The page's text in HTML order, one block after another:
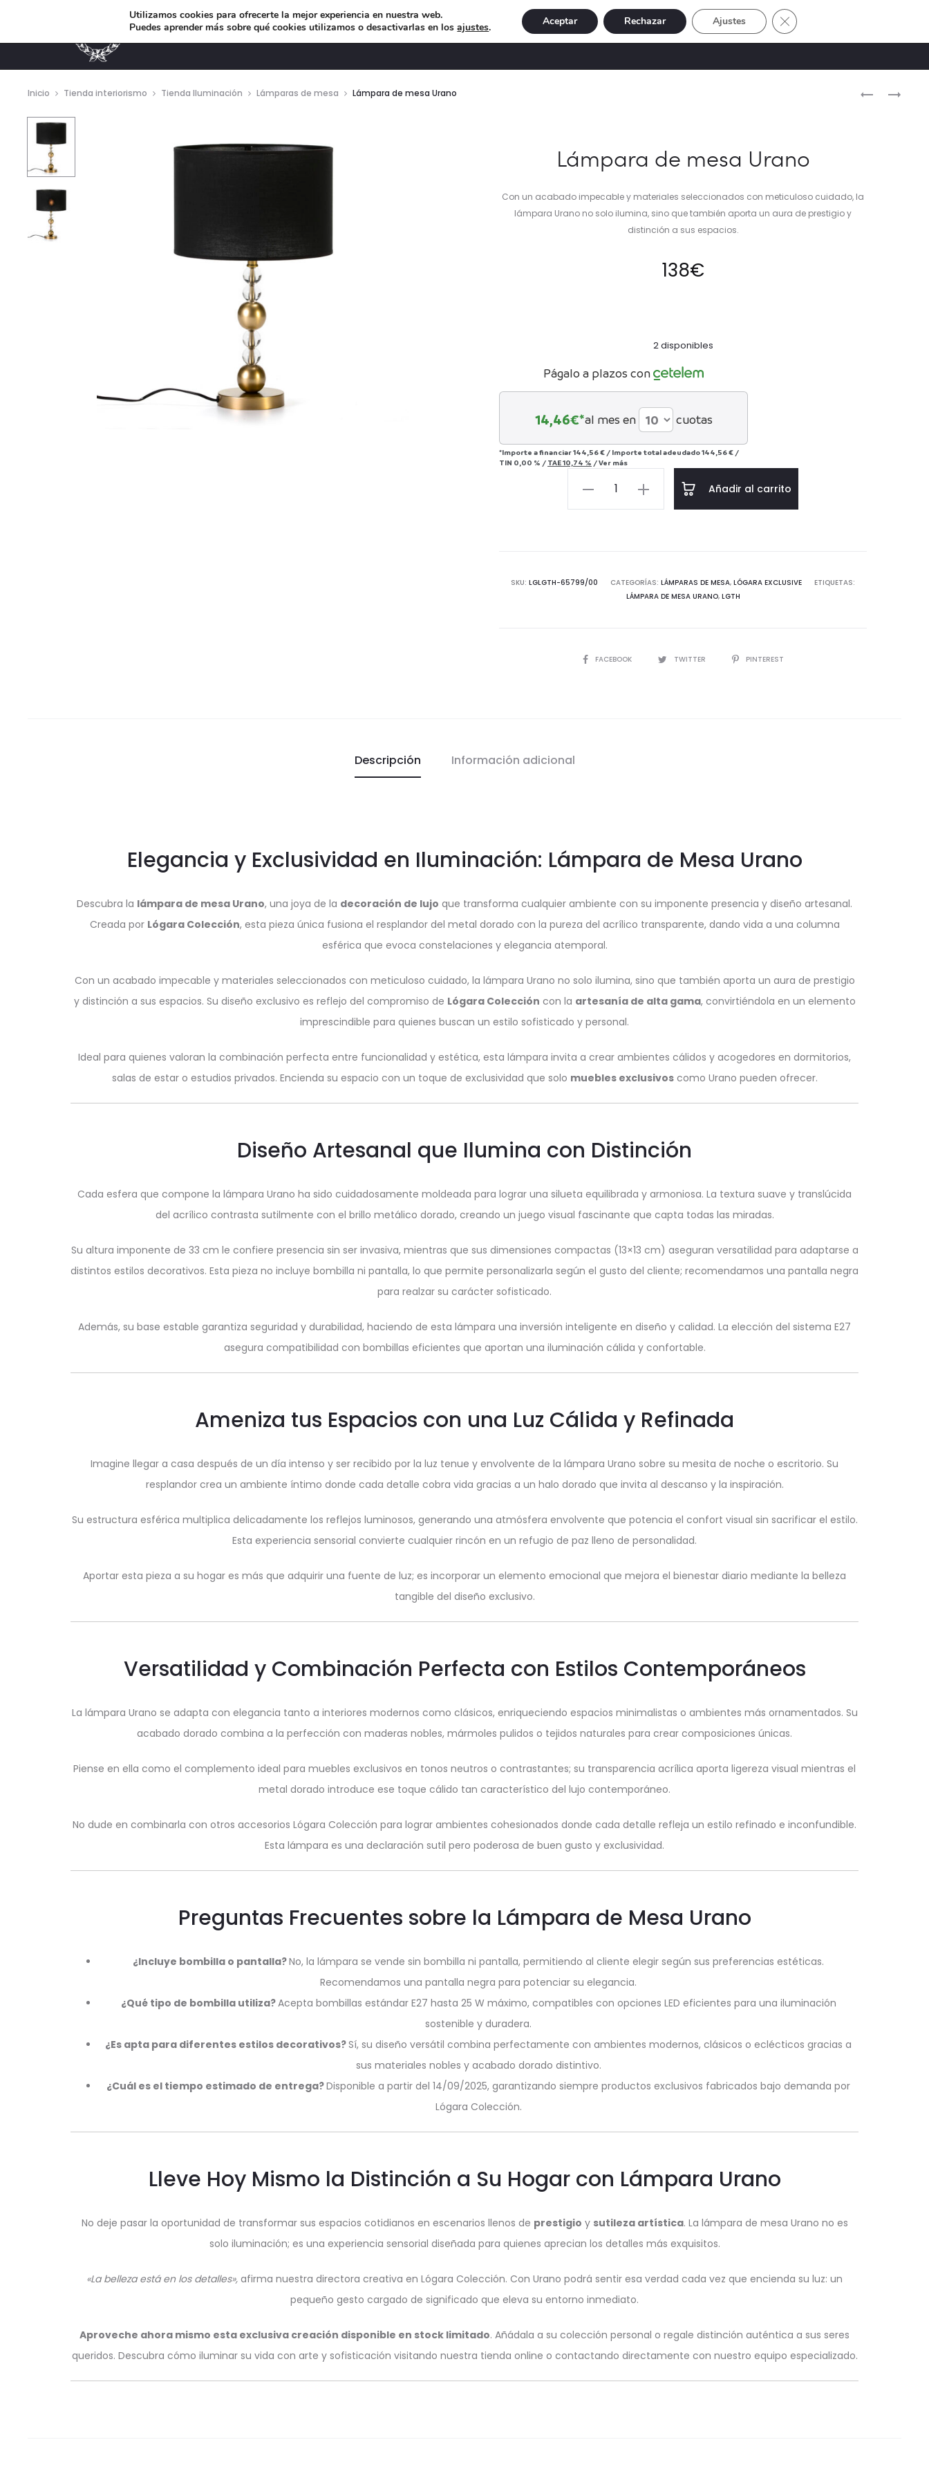
MUEBLES DE DISEÑO ILUMINACIÓN NAVIDAD EXCLUSIVE OFERTAS Buscar
MESITA
LÁMPARA
Inicio Tienda interiorismo Tienda Iluminación Lámparas de mesa Lámpara de mesa Urano
Lámpara de mesa Urano
Con un acabado impecable y materiales seleccionados con meticuloso cuidado, la
lámpara Urano no solo ilumina, sino que también aporta un aura de prestigio y
distinción a sus espacios.
138€
2 disponibles
Págalo a plazos con
14,46€*al mes en cuotas
*Importe a financiar144,56 € / Importe total adeudado144,56 € /
TIN 0,00 % / TAE10,74 % /Ver más
Lámpara
Añadir al carrito
SKU: LGLGTH-65799/00 CATEGORÍAS: LÁMPARAS DE MESA, LÓGARA EXCLUSIVE
ETIQUETAS:
LÁMPARA DE MESA URANO, LGTH
COMPARTIR
FACEBOOK TWITTER PINTEREST
Descripción Información adicional
Elegancia y Exclusividad en Iluminación: Lámpara de Mesa Urano
Descubra la lámpara de mesa Urano, una joya de la decoración de lujo que transforma cualquier ambiente con su imponente presencia y diseño artesanal.
Creada por Lógara Colección, esta pieza única fusiona el resplandor del metal dorado con la pureza del acrílico transparente, dando vida a una columna
esférica que evoca constelaciones y elegancia atemporal.
Con un acabado impecable y materiales seleccionados con meticuloso cuidado, la lámpara Urano no solo ilumina, sino que también aporta un aura de prestigio
y distinción a sus espacios. Su diseño exclusivo es reflejo del compromiso de Lógara Colección con la artesanía de alta gama, convirtiéndola en un elemento
imprescindible para quienes buscan un estilo sofisticado y personal.
Ideal para quienes valoran la combinación perfecta entre funcionalidad y estética, esta lámpara invita a crear ambientes cálidos y acogedores en dormitorios,
salas de estar o estudios privados. Encienda su espacio con un toque de exclusividad que solo muebles exclusivoscomo Urano pueden ofrecer.
Diseño Artesanal que Ilumina con Distinción
Cada esfera que compone la lámpara Urano ha sido cuidadosamente moldeada para lograr una silueta equilibrada y armoniosa. La textura suave y translúcida
del acrílico contrasta sutilmente con el brillo metálico dorado, creando un juego visual fascinante que capta todas las miradas.
Su altura imponente de 33 cm le confiere presencia sin ser invasiva, mientras que sus dimensiones compactas (13×13 cm) aseguran versatilidad para adaptarse a
distintos estilos decorativos. Esta pieza no incluye bombilla ni pantalla, lo que permite personalizarla según el gusto del cliente; recomendamos una pantalla negra
para realzar su carácter sofisticado.
Además, su base estable garantiza seguridad y durabilidad, haciendo de esta lámpara una inversión inteligente en diseño y calidad. La elección del sistema E27
asegura compatibilidad con bombillas eficientes que aportan una iluminación cálida y confortable.
Ameniza tus Espacios con una Luz Cálida y Refinada
Imagine llegar a casa después de un día intenso y ser recibido por la luz tenue y envolvente de la lámpara Urano sobre su mesita de noche o escritorio. Su
resplandor crea un ambiente íntimo donde cada detalle cobra vida gracias a un halo dorado que invita al descanso y la inspiración.
Su estructura esférica multiplica delicadamente los reflejos luminosos, generando una atmósfera envolvente que potencia el confort visual sin sacrificar el estilo.
Esta experiencia sensorial convierte cualquier rincón en un refugio de paz lleno de personalidad.
Aportar esta pieza a su hogar es más que adquirir una fuente de luz; es incorporar un elemento emocional que mejora el bienestar diario mediante la belleza
tangible del diseño exclusivo.
Versatilidad y Combinación Perfecta con Estilos Contemporáneos
La lámpara Urano se adapta con elegancia tanto a interiores modernos como clásicos, enriqueciendo espacios minimalistas o ambientes más ornamentados. Su
acabado dorado combina a la perfección con maderas nobles, mármoles pulidos o tejidos naturales para crear composiciones únicas.
Piense en ella como el complemento ideal para muebles exclusivos en tonos neutros o contrastantes; su transparencia acrílica aporta ligereza visual mientras el
metal dorado introduce ese toque cálido tan característico del lujo contemporáneo.
No dude en combinarla con otros accesorios Lógara Colección para lograr ambientes cohesionados donde cada detalle refleja un estilo refinado e inconfundible.
Esta lámpara es una declaración sutil pero poderosa de buen gusto y exclusividad.
Preguntas Frecuentes sobre la Lámpara de Mesa Urano
¿Incluye bombilla o pantalla?No, la lámpara se vende sin bombilla ni pantalla, permitiendo al cliente elegir según sus preferencias estéticas.
Recomendamos una pantalla negra para potenciar su elegancia.
¿Qué tipo de bombilla utiliza?Acepta bombillas estándar E27 hasta 25 W máximo, compatibles con opciones LED eficientes para una iluminación
sostenible y duradera.
¿Es apta para diferentes estilos decorativos?Sí, su diseño versátil combina perfectamente con ambientes modernos, clásicos o eclécticos gracias a
sus materiales nobles y acabado dorado distintivo.
¿Cuál es el tiempo estimado de entrega?Disponible a partir del 14/09/2025, garantizando siempre productos exclusivos fabricados bajo demanda por
Lógara Colección.
Lleve Hoy Mismo la Distinción a Su Hogar con Lámpara Urano
No deje pasar la oportunidad de transformar sus espacios cotidianos en escenarios llenos de prestigio y sutileza artística. La lámpara de mesa Urano no es
solo iluminación; es una experiencia sensorial diseñada para quienes aprecian los detalles más exquisitos.
«La belleza está en los detalles», afirma nuestra directora creativa en Lógara Colección. Con Urano podrá sentir esa verdad cada vez que encienda su luz: un
pequeño gesto cargado de significado que eleva su entorno inmediato.
Aproveche ahora mismo esta exclusiva creación disponible en stock limitado. Añádala a su colección personal o regale distinción auténtica a sus seres
queridos. Descubra cómo iluminar su vida con arte y sofisticación visitando nuestra tienda online o contactando directamente con nuestro equipo especializado.
Utilizamos cookies para ofrecerte la mejor experiencia en nuestra web.
Puedes aprender más sobre qué cookies utilizamos o desactivarlas en losajustes. Aceptar Rechazar Ajustes Cerrar el banner de cookies